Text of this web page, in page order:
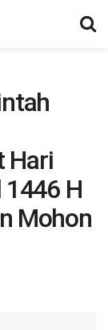
Hari
1446 H
Mohon